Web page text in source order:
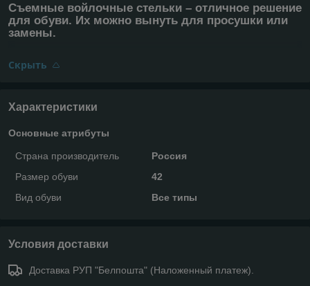
Съемные войлочные стельки – отличное решение
для обуви. Их можно вынуть для просушки или
замены.
Скрыть
Характеристики
Основные атрибуты
Страна производитель
Россия
Размер обуви
42
Вид обуви
Все типы
Условия доставки
Доставка РУП "Белпошта" (Наложенный платеж).